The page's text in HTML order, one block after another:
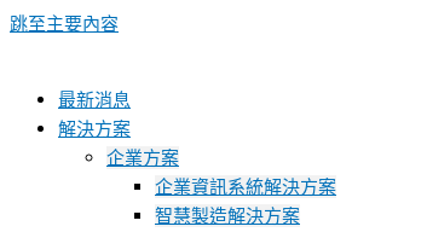
跳至主要內容
最新消息
解決方案
企業方案
企業資訊系統解決方案
智慧製造解決方案